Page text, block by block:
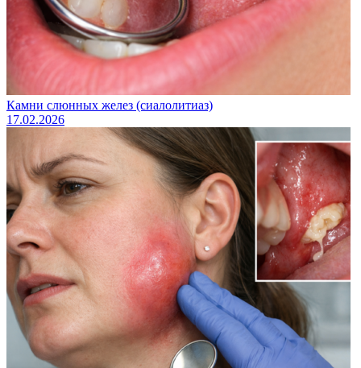
Камни слюнных желез (сиалолитиаз)
17.02.2026